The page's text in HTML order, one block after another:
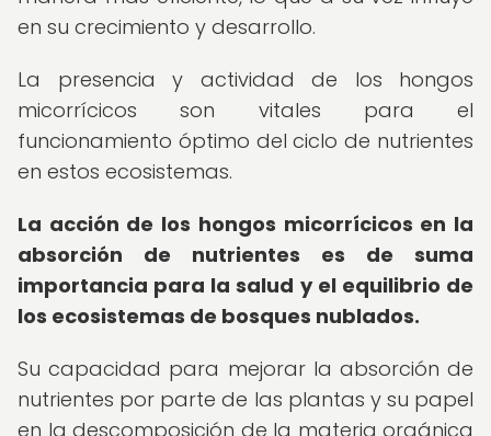
en su crecimiento y desarrollo.
La presencia y actividad de los hongos
micorrícicos son vitales para el
funcionamiento óptimo del ciclo de nutrientes
en estos ecosistemas.
La acción de los hongos micorrícicos en la
absorción de nutrientes es de suma
importancia para la salud y el equilibrio de
los ecosistemas de bosques nublados.
Su capacidad para mejorar la absorción de
nutrientes por parte de las plantas y su papel
en la descomposición de la materia orgánica